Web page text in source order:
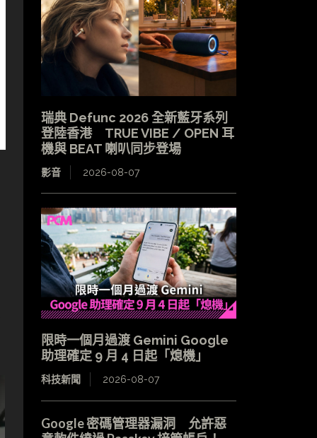
瑞典 Defunc 2026 全新藍牙系列
登陸香港 TRUE VIBE / OPEN 耳
機與 BEAT 喇叭同步登場
影音 2026-08-07
限時一個月過渡 Gemini Google
助理確定 9 月 4 日起「熄機」
科技新聞 2026-08-07
Google 密碼管理器漏洞 允許惡